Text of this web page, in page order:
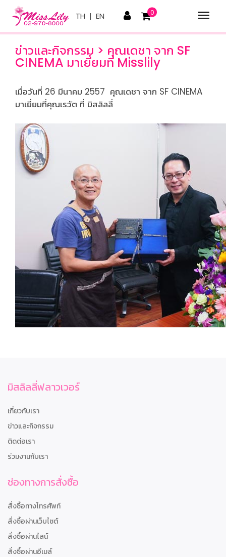
TH | EN 0
ข่าวและกิจกรรม > คุณเดชา จาก SF
CINEMA มาเยี่ยมที่ Misslily
เมื่อวันที่ 26 มีนาคม 2557 คุณเดชา จาก SF CINEMA
มาเยี่ยมที่คุณเรวัต ที่ มิสลิลลี่
มิสลิลลี่ฟลาวเวอร์
เกี่ยวกับเรา
ข่าวและกิจกรรม
ติดต่อเรา
ร่วมงานกับเรา
ช่องทางการสั่งซื้อ
สั่งซื้อทางโทรศัพท์
สั่งซื้อผ่านเว็บไซต์
สั่งซื้อผ่านไลน์
สั่งซื้อผ่านอีเมล์